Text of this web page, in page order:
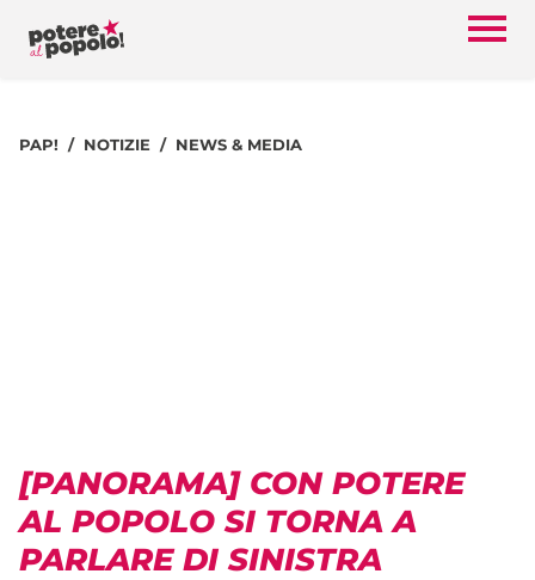
PAP! NOTIZIE NEWS & MEDIA
[PANORAMA] CON POTERE
AL POPOLO SI TORNA A
PARLARE DI SINISTRA